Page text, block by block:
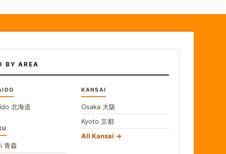
BY AREA
北海道
青森
KANSAI
Osaka 大阪
Kyoto京都
All Kansai